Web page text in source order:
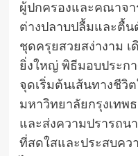
ผู้ปกครองและคณาจ
ต่างปลาบปลื้มและตื้น
ชุดครุยสวยสง่างาม
ยิ่งใหญ่ พิธีมอบประก
จุดเริ่มต้นเส้นทางชีวิ
มหาวิทยาลัยกรุงเทพ
และส่งความปรารถน
ที่สดใสและประสบคว